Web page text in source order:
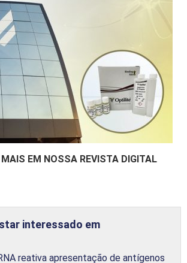
EM NOSSA REVISTA DIGITAL
interessado em
reativa apresentação de antígenos